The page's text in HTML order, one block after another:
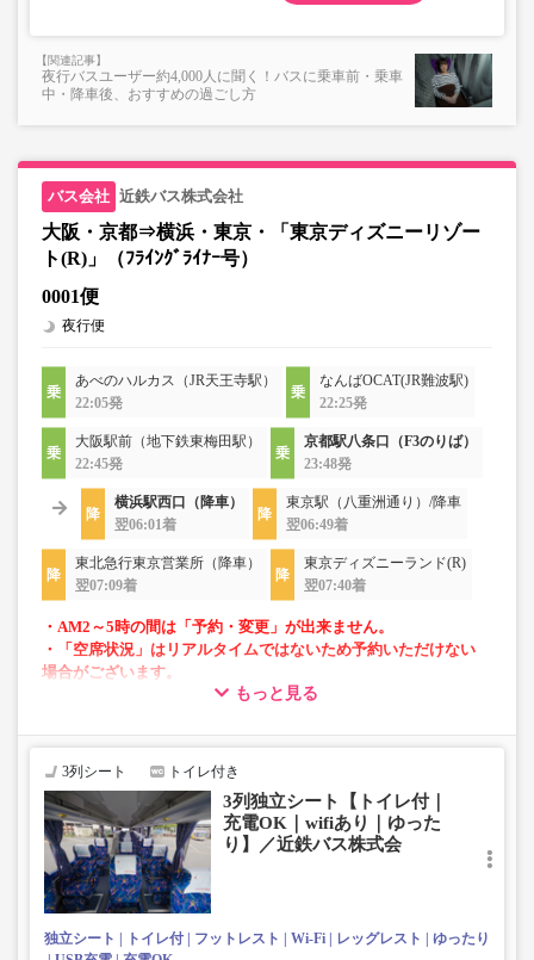
夜行バスユーザー約4,000人に聞く！バスに乗車前・乗車
中・降車後、おすすめの過ごし方
近鉄バス株式会社
大阪・京都⇒横浜・東京・「東京ディズニーリゾー
ト(R)」（ﾌﾗｲﾝｸﾞﾗｲﾅｰ号）
0001便
夜行便
あべのハルカス（JR天王寺駅）
22:05発
なんばOCAT(JR難波駅)
22:25発
大阪駅前（地下鉄東梅田駅）
22:45発
京都駅八条口（F3のりば）
23:48発
横浜駅西口（降車）
翌06:01着
東京駅（八重洲通り）/降車
翌06:49着
東北急行東京営業所（降車）
翌07:09着
東京ディズニーランド(R)
翌07:40着
・AM2～5時の間は「予約・変更」が出来ません。
・「空席状況」はリアルタイムではないため予約いただけない
場合がございます。
・車両は予告なく変更となる場合がございます。これに伴い、
じめご了承ください。
もっと見る
3列シート トイレ付き
3列独立シート【トイレ付｜
充電OK｜wifiあり｜ゆった
り】／近鉄バス株式会
独立シート トイレ付 フットレスト Wi-Fi レッグレスト
ゆったり